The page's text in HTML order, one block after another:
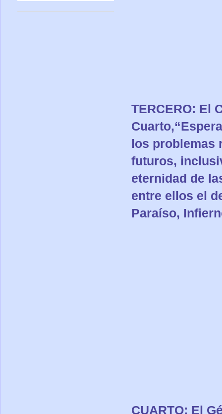
TERCERO: El
los problemas
futuros,
eternidad de
entre ellos el
Paraíso,
CUARTO: El